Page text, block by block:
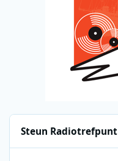
Steun Radiotrefpunt